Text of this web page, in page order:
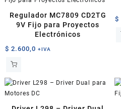
Regulador MC7809 CD2TG
9V Fijo para Proyectos
Electrónicos
$ 2.600,0 +IVA
$